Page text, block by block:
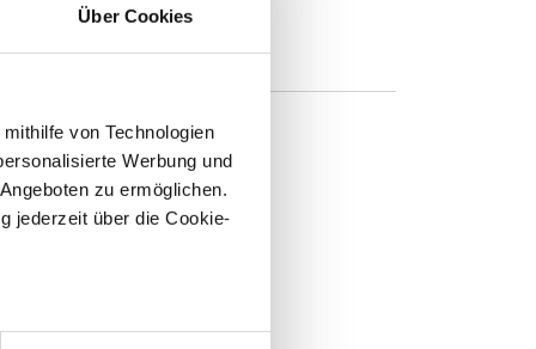
Über Cookies
von Technologien
Werbung und
zu ermöglichen.
jederzeit über die Cookie-
können